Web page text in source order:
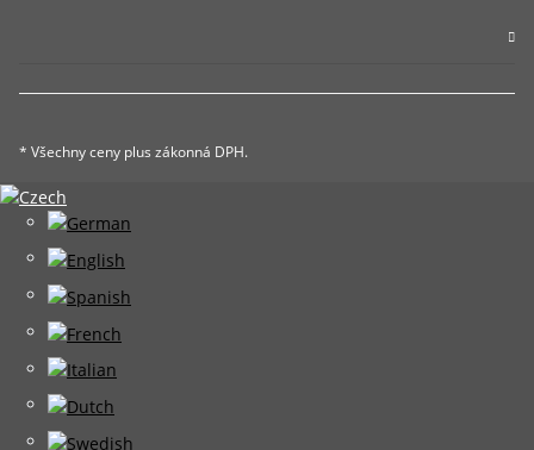
* Všechny ceny plus zákonná DPH.